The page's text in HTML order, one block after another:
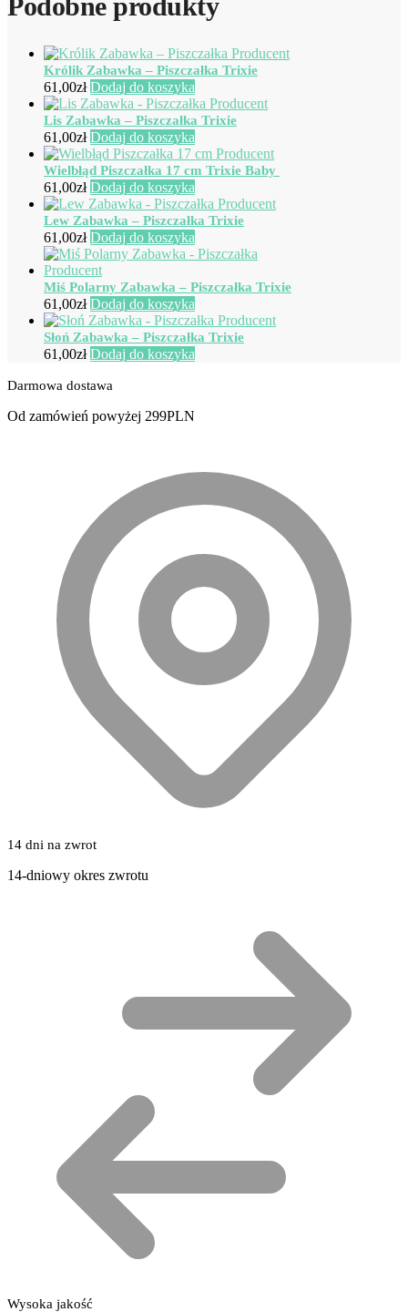
Królik Zabawka – Piszczałka Trixie
61,00zł Dodaj do koszyka
Lis Zabawka – Piszczałka Trixie
61,00zł Dodaj do koszyka
Wielbłąd Piszczałka 17 cm Trixie Baby
61,00zł Dodaj do koszyka
Lew Zabawka – Piszczałka Trixie
61,00zł Dodaj do koszyka
Miś Polarny Zabawka – Piszczałka Trixie
61,00zł Dodaj do koszyka
Słoń Zabawka – Piszczałka Trixie
61,00zł Dodaj do koszyka
Darmowa dostawa
Od zamówień powyżej 299PLN
14 dni na zwrot
14-dniowy okres zwrotu
Wysoka jakość